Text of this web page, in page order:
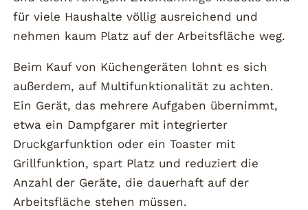
für viele Haushalte völlig ausreichend und
nehmen kaum Platz auf der Arbeitsfläche weg.
Beim Kauf von Küchengeräten lohnt es sich
außerdem, auf Multifunktionalität zu achten.
Ein Gerät, das mehrere Aufgaben übernimmt,
etwa ein Dampfgarer mit integrierter
Druckgarfunktion oder ein Toaster mit
Grillfunktion, spart Platz und reduziert die
Anzahl der Geräte, die dauerhaft auf der
Arbeitsfläche stehen müssen.